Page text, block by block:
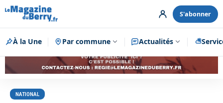
S'abonner
À la Une Par commune Actualités
Publicité
NATIONAL